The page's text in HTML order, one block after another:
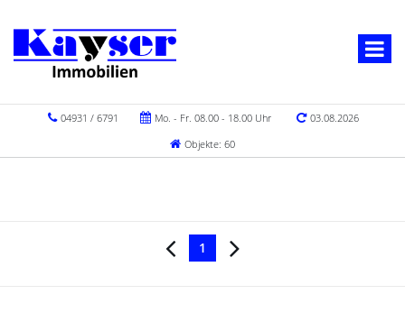
04931 / 6791 Mo. - Fr. 08.00 - 18.00 Uhr
03.08.2026
Objekte: 60
1